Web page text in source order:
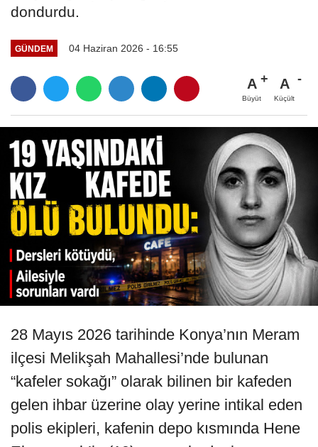
dondurdu.
GÜNDEM 04 Haziran 2026 - 16:55
A
Büyüt
A
Küçült
28 Mayıs 2026 tarihinde Konya’nın Meram
ilçesi Melikşah Mahallesi’nde bulunan
“kafeler sokağı” olarak bilinen bir kafeden
gelen ihbar üzerine olay yerine intikal eden
polis ekipleri, kafenin depo kısmında Hene